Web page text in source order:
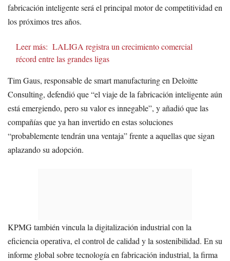
fabricación inteligente será el principal motor de competitividad en
los próximos tres años.
Leer más: LALIGA registra un crecimiento comercial
récord entre las grandes ligas
Tim Gaus, responsable de smart manufacturing en Deloitte
Consulting, defendió que “el viaje de la fabricación inteligente aún
está emergiendo, pero su valor es innegable”, y añadió que las
compañías que ya han invertido en estas soluciones
“probablemente tendrán una ventaja” frente a aquellas que sigan
aplazando su adopción.
KPMG también vincula la digitalización industrial con la
eficiencia operativa, el control de calidad y la sostenibilidad. En su
informe global sobre tecnología en fabricación industrial, la firma